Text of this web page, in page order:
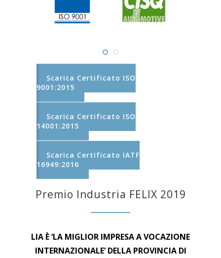
Scarica Certificato ISO
9001:2015
Scarica Certificato ISO
14001:2015
Scarica Certificato IATF
16949:2016
Premio Industria FELIX 2019
LIA È ‘LA MIGLIOR IMPRESA A VOCAZIONE
INTERNAZIONALE’ DELLA PROVINCIA DI